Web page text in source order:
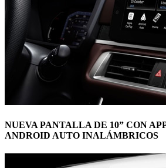
NUEVA PANTALLA DE 10” CON
ANDROID AUTO INALÁMBRICOS